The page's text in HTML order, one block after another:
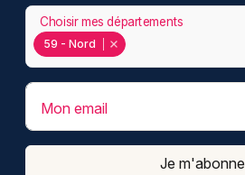
59 - Nord
Choisir mes départements
Mon email
Je m'abonne